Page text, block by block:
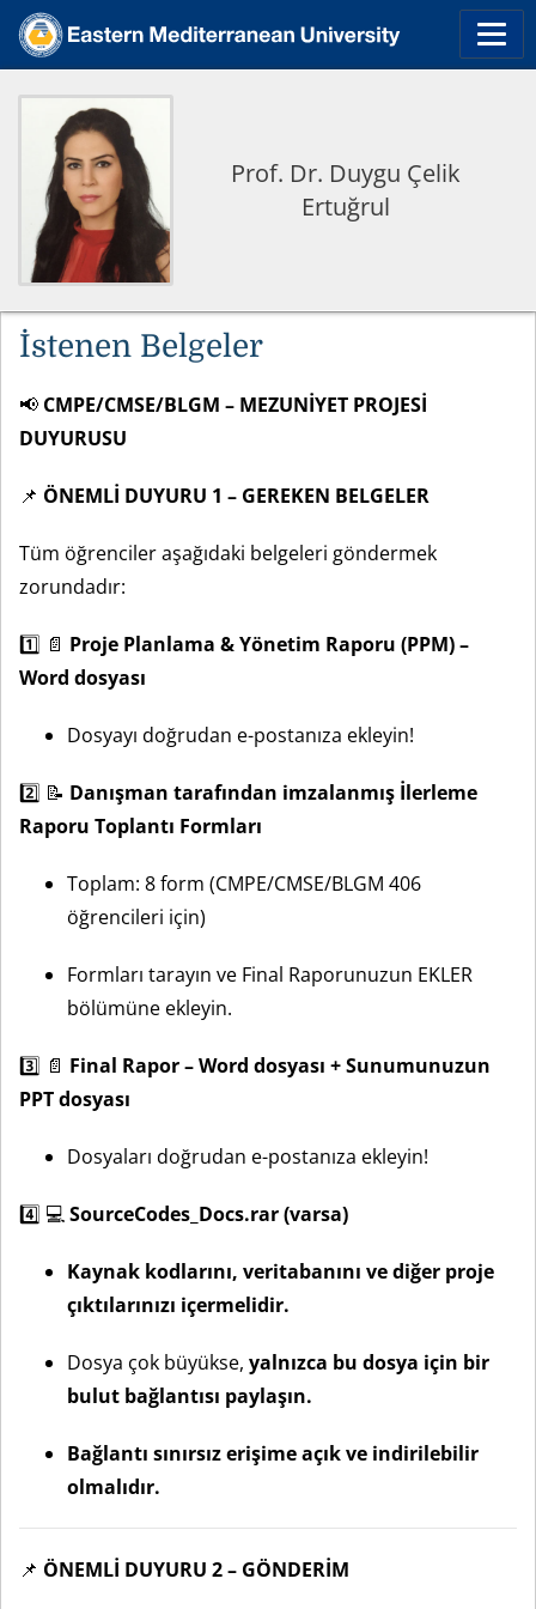
Prof. Dr. Duygu Çelik
Ertuğrul
İstenen Belgeler
📢 CMPE/CMSE/BLGM – MEZUNİYET PROJESİ
DUYURUSU
📌 ÖNEMLİ DUYURU 1 – GEREKEN BELGELER
Tüm öğrenciler aşağıdaki belgeleri göndermek
zorundadır:
1️⃣ 📄 Proje Planlama & Yönetim Raporu (PPM) –
Word dosyası
Dosyayı doğrudan e-postanıza ekleyin!
2️⃣ 📝 Danışman tarafından imzalanmış İlerleme
Raporu Toplantı Formları
Toplam: 8 form (CMPE/CMSE/BLGM 406
öğrencileri için)
Formları tarayın ve Final Raporunuzun EKLER
bölümüne ekleyin.
3️⃣ 📄 Final Rapor – Word dosyası + Sunumunuzun
PPT dosyası
Dosyaları doğrudan e-postanıza ekleyin!
4️⃣ 💻SourceCodes_Docs.rar (varsa)
Kaynak kodlarını, veritabanını ve diğer proje
çıktılarınızı içermelidir.
Dosya çok büyükse, yalnızca bu dosya için bir
bulut bağlantısı paylaşın.
Bağlantı sınırsız erişime açık ve indirilebilir
olmalıdır.
📌 ÖNEMLİ DUYURU 2 – GÖNDERİM